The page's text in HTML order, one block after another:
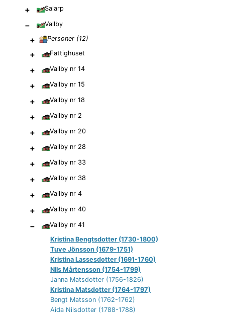
+ Salarp
− Vallby
+ Personer (12)
+ Fattighuset
+ Vallby nr 14
+ Vallby nr 15
+ Vallby nr 18
+ Vallby nr 2
+ Vallby nr 20
+ Vallby nr 28
+ Vallby nr 33
+ Vallby nr 38
+ Vallby nr 4
+ Vallby nr 40
−
Vallby nr 41
Kristina Bengtsdotter (1730-1800)
Tuve Jönsson (1679-1751)
Kristina Lassesdotter (1691-1760)
Nils Mårtensson (1754-1799)
Janna Matsdotter (1756-1826)
Kristina Matsdotter (1764-1797)
Bengt Matsson (1762-1762)
Aida Nilsdotter (1788-1788)